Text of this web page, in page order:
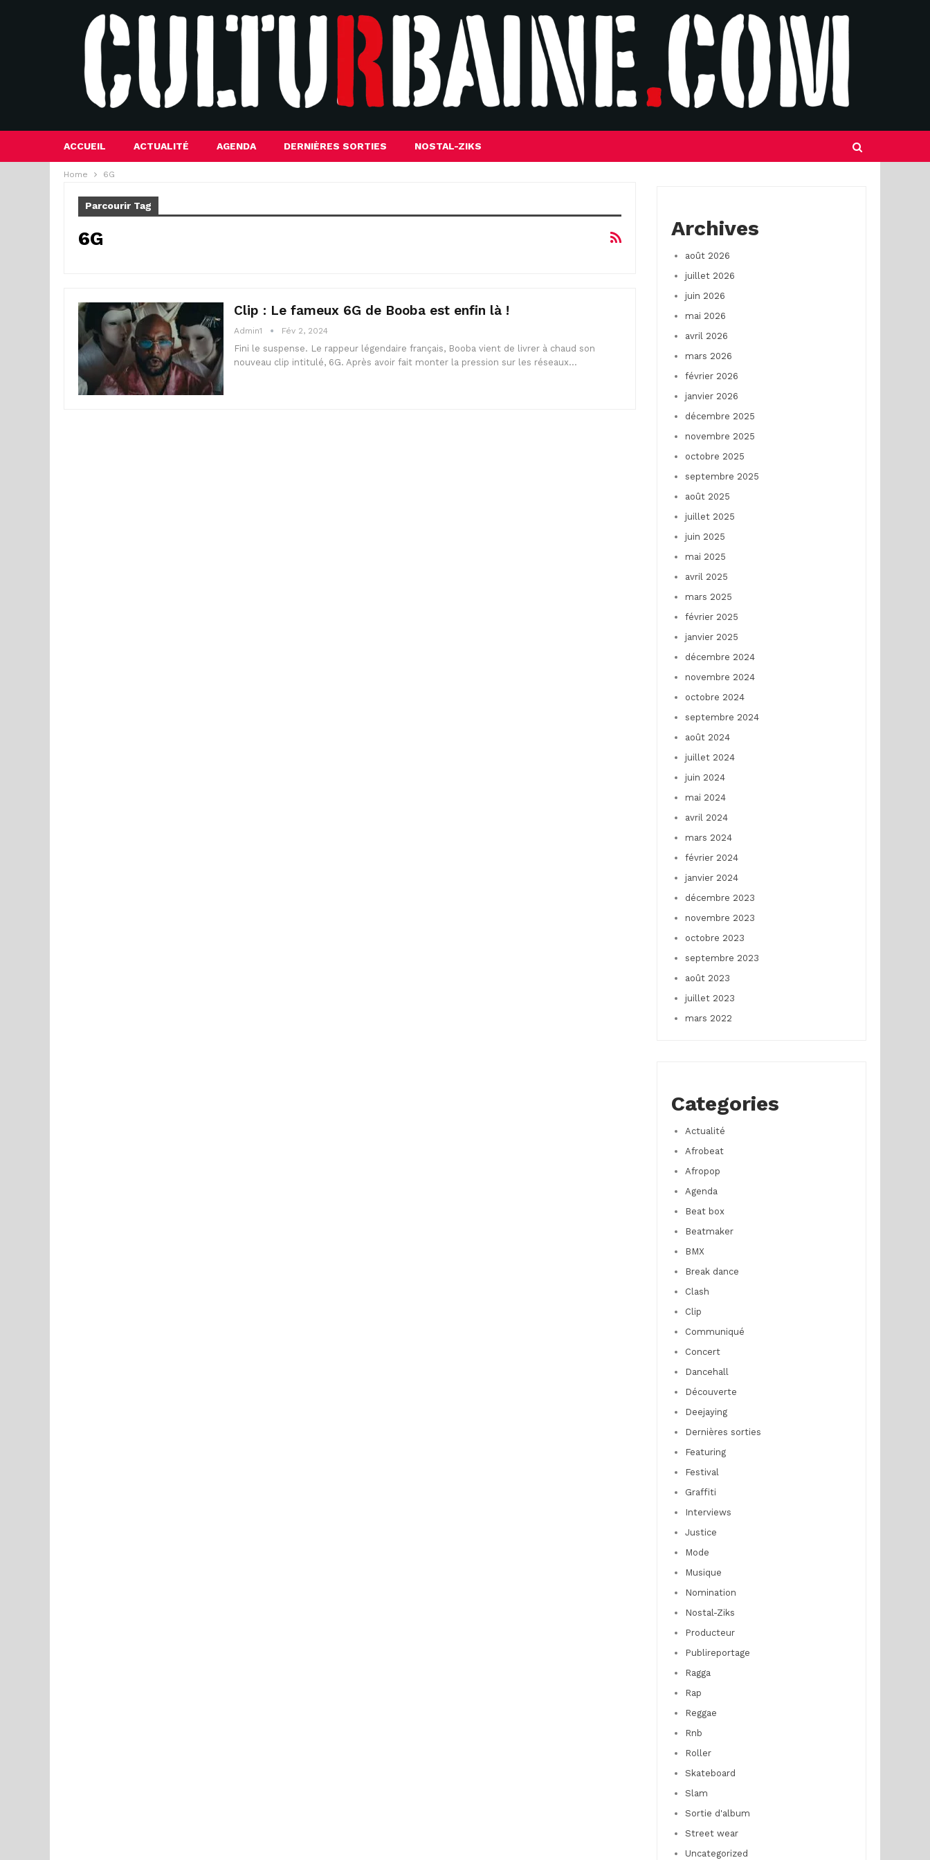
ACCUEIL ACTUALITÉ AGENDA DERNIÈRES SORTIES NOSTAL-ZIKS
Home 6G
Parcourir Tag
6G
Clip : Le fameux 6G de Booba est enfin là !
Admin1 Fév 2, 2024
Fini le suspense. Le rappeur légendaire français, Booba vient de livrer à chaud son
nouveau clip intitulé, 6G. Après avoir fait monter la pression sur les réseaux…
Archives
août 2026
juillet 2026
juin 2026
mai 2026
avril 2026
mars 2026
février 2026
janvier 2026
décembre 2025
novembre 2025
octobre 2025
septembre 2025
août 2025
juillet 2025
juin 2025
mai 2025
avril 2025
mars 2025
février 2025
janvier 2025
décembre 2024
novembre 2024
octobre 2024
septembre 2024
août 2024
juillet 2024
juin 2024
mai 2024
avril 2024
mars 2024
février 2024
janvier 2024
décembre 2023
novembre 2023
octobre 2023
septembre 2023
août 2023
juillet 2023
mars 2022
Categories
Actualité
Afrobeat
Afropop
Agenda
Beat box
Beatmaker
BMX
Break dance
Clash
Clip
Communiqué
Concert
Dancehall
Découverte
Deejaying
Dernières sorties
Featuring
Festival
Graffiti
Interviews
Justice
Mode
Musique
Nomination
Nostal-Ziks
Producteur
Publireportage
Ragga
Rap
Reggae
Rnb
Roller
Skateboard
Slam
Sortie d'album
Street wear
Uncategorized